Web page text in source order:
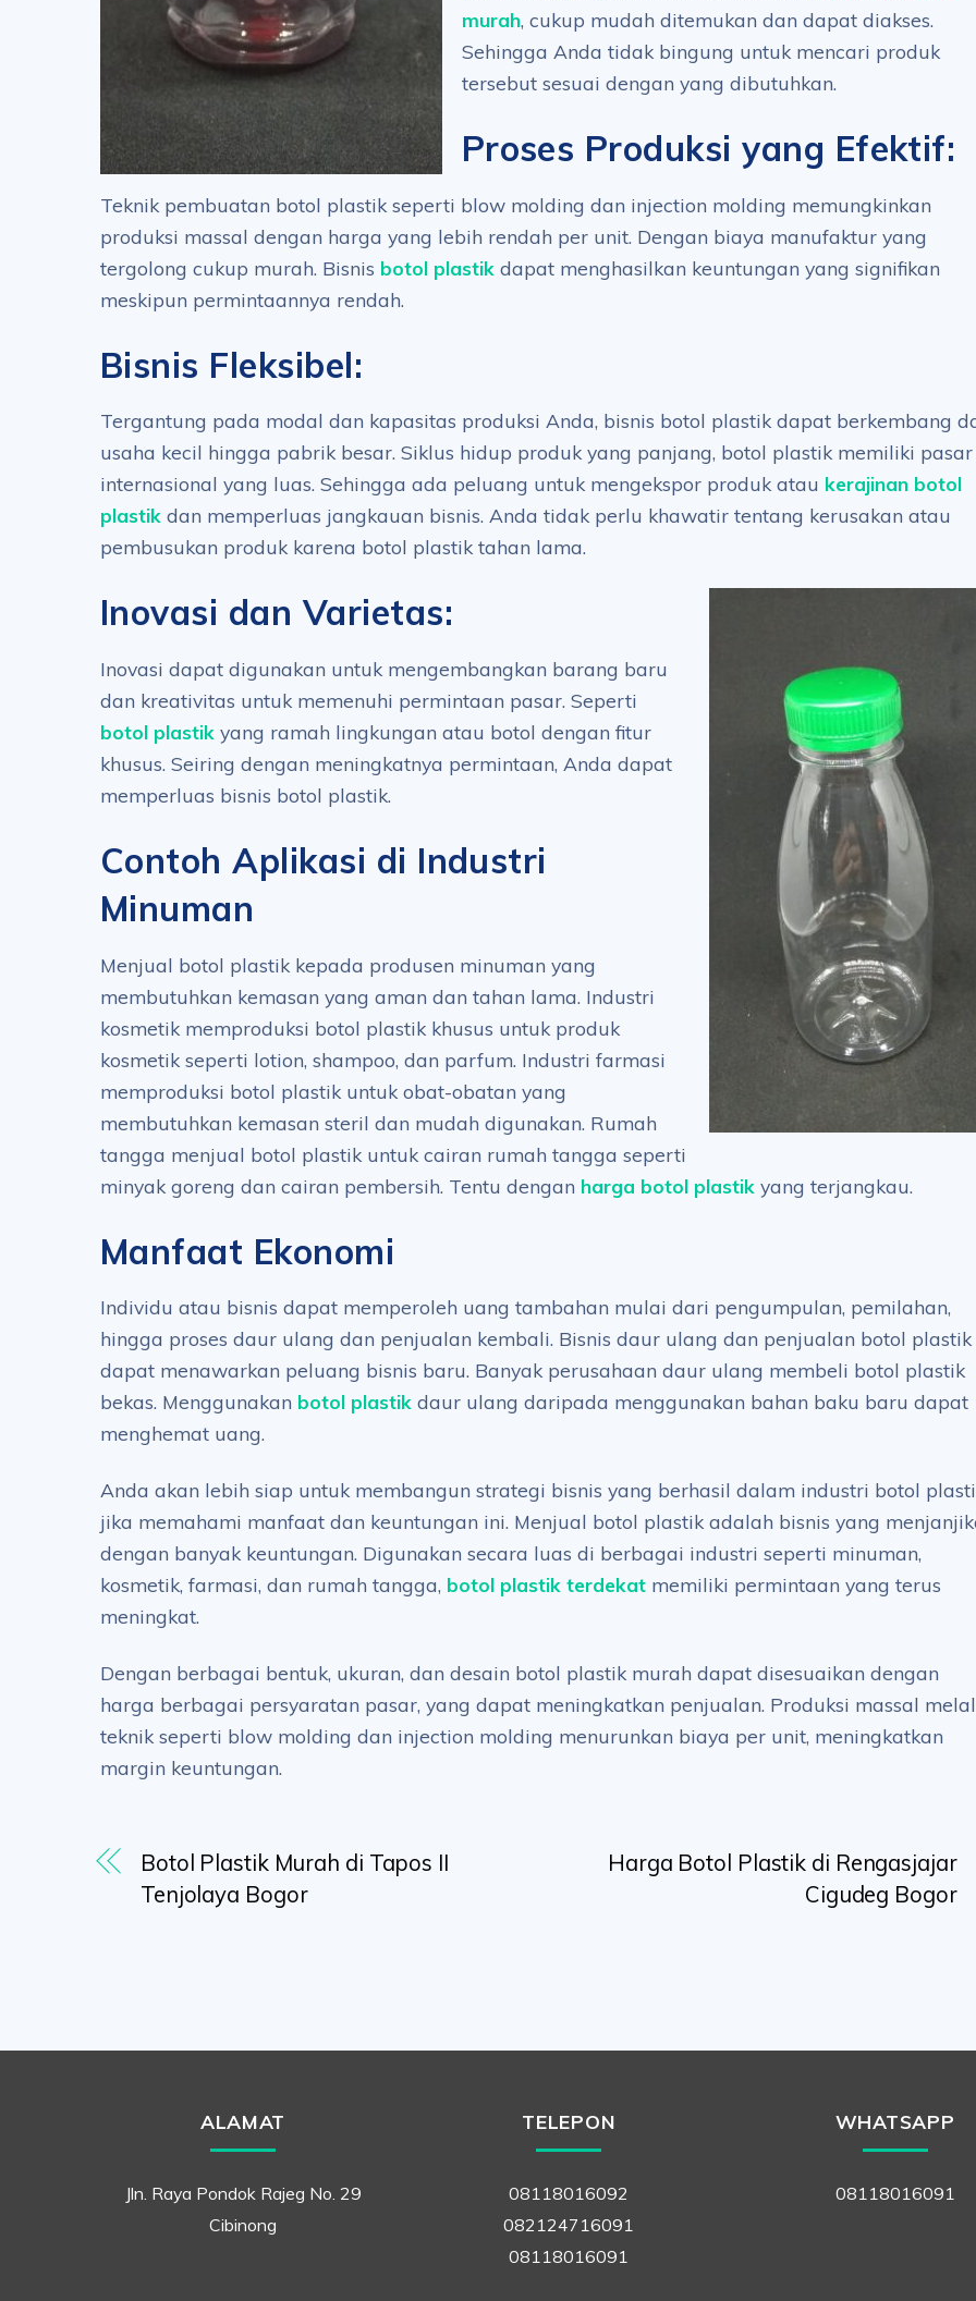
murah, cukup mudah ditemukan dan dapat diakses.
Sehingga Anda tidak bingung untuk mencari produk
tersebut sesuai dengan yang dibutuhkan.
Proses Produksi yang Efektif:
Teknik pembuatan botol plastik seperti blow molding dan injection molding memungkinkan
produksi massal dengan harga yang lebih rendah per unit. Dengan biaya manufaktur yang
tergolong cukup murah. Bisnis botol plastik dapat menghasilkan keuntungan yang signifikan
meskipun permintaannya rendah.
Bisnis Fleksibel:
Tergantung pada modal dan kapasitas produksi Anda, bisnis botol plastik dapat berkembang
usaha kecil hingga pabrik besar. Siklus hidup produk yang panjang, botol plastik memiliki pasar
internasional yang luas. Sehingga ada peluang untuk mengekspor produk atau kerajinan botol
plastik dan memperluas jangkauan bisnis. Anda tidak perlu khawatir tentang kerusakan atau
pembusukan produk karena botol plastik tahan lama.
Inovasi dan Varietas:
Inovasi dapat digunakan untuk mengembangkan barang baru
dan kreativitas untuk memenuhi permintaan pasar. Seperti
botol plastik yang ramah lingkungan atau botol dengan fitur
khusus. Seiring dengan meningkatnya permintaan, Anda dapat
memperluas bisnis botol plastik.
Contoh Aplikasi di Industri
Minuman
Menjual botol plastik kepada produsen minuman yang
membutuhkan kemasan yang aman dan tahan lama. Industri
kosmetik memproduksi botol plastik khusus untuk produk
kosmetik seperti lotion, shampoo, dan parfum. Industri farmasi
memproduksi botol plastik untuk obat-obatan yang
membutuhkan kemasan steril dan mudah digunakan. Rumah
tangga menjual botol plastik untuk cairan rumah tangga seperti
minyak goreng dan cairan pembersih. Tentu dengan harga botol plastik yang terjangkau.
Manfaat Ekonomi
Individu atau bisnis dapat memperoleh uang tambahan mulai dari pengumpulan, pemilahan,
hingga proses daur ulang dan penjualan kembali. Bisnis daur ulang dan penjualan botol plastik
dapat menawarkan peluang bisnis baru. Banyak perusahaan daur ulang membeli botol plastik
bekas. Menggunakan botol plastik daur ulang daripada menggunakan bahan baku baru dapat
menghemat uang.
Anda akan lebih siap untuk membangun strategi bisnis yang berhasil dalam industri botol
jika memahami manfaat dan keuntungan ini. Menjual botol plastik adalah bisnis yang
dengan banyak keuntungan. Digunakan secara luas di berbagai industri seperti minuman,
kosmetik, farmasi, dan rumah tangga, botol plastik terdekat memiliki permintaan yang terus
meningkat.
Dengan berbagai bentuk, ukuran, dan desain botol plastik murah dapat disesuaikan dengan
harga berbagai persyaratan pasar, yang dapat meningkatkan penjualan. Produksi massal
teknik seperti blow molding dan injection molding menurunkan biaya per unit, meningkatkan
margin keuntungan.
Botol Plastik Murah di Tapos II
Tenjolaya Bogor
Harga Botol Plastik di Rengasjajar
Cigudeg Bogor
ALAMAT
Jln. Raya Pondok Rajeg No. 29
Cibinong
TELEPON
08118016092
082124716091
08118016091
WHATSAPP
08118016091